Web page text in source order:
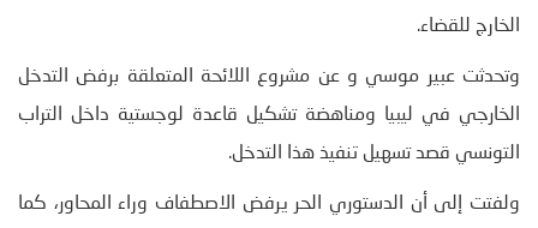
الخارج للقضاء.
وتحدثت عبير موسي و عن مشروع اللائحة المتعلقة برفض التدخل
الخارجي في ليبيا ومناهضة تشكيل قاعدة لوجستية داخل التراب
التونسي قصد تسهيل تنفيذ هذا التدخل.
ولفتت إلى أن الدستوري الحر يرفض الاصطفاف وراء المحاور، كما